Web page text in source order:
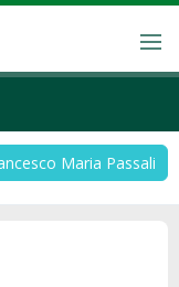
Maria Passali